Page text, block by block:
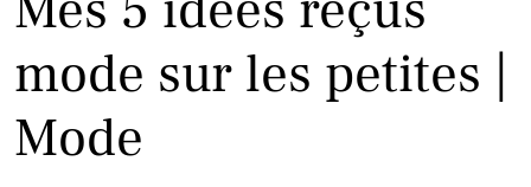
mode sur les petites |
Mode